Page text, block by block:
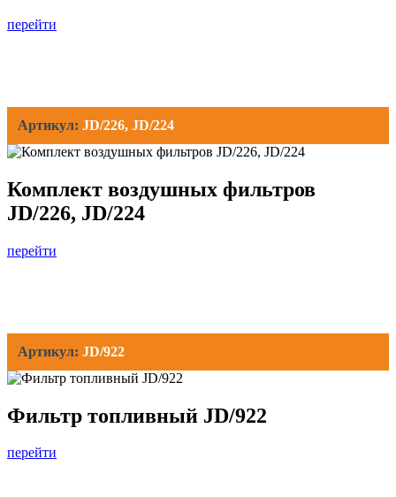
перейти
Артикул: JD/226, JD/224
Комплект воздушных фильтров
JD/226, JD/224
перейти
Артикул: JD/922
Фильтр топливный JD/922
перейти